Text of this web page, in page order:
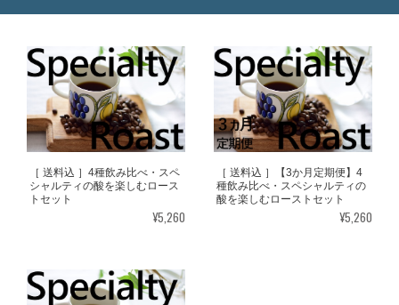
［ 送料込 ］4種飲み比べ・スペ
シャルティの酸を楽しむロース
トセット
¥5,260
［ 送料込 ］【3か月定期便】4
種飲み比べ・スペシャルティの
酸を楽しむローストセット
¥5,260